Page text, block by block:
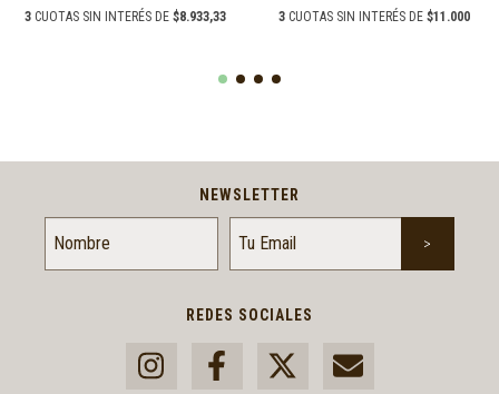
3CUOTAS SIN INTERÉS DE $8.933,33 3 CUOTAS SIN INTERÉS DE $11.000
NEWSLETTER
REDES SOCIALES